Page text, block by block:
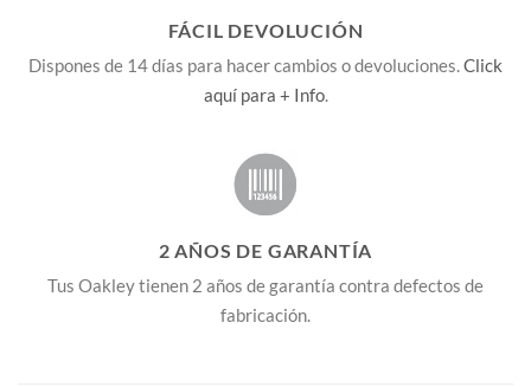
FÁCIL DEVOLUCIÓN
Dispones de 14 días para hacer cambios o devoluciones. Click
aquí para + Info.
2 AÑOS DE GARANTÍA
Tus Oakley tienen 2 años de garantía contra defectos de
fabricación.